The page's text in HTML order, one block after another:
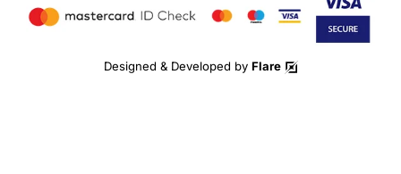
Designed & Developed by Flare